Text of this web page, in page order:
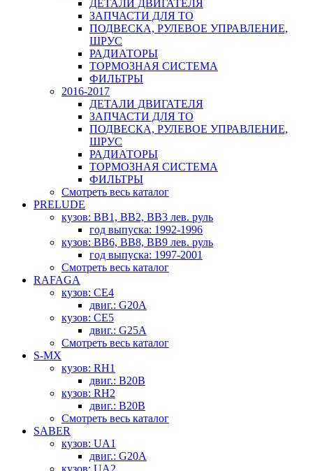
ДЕТАЛИ ДВИГАТЕЛЯ
ЗАПЧАСТИ ДЛЯ ТО
ПОДВЕСКА, РУЛЕВОЕ УПРАВЛЕНИЕ,
ШРУС
РАДИАТОРЫ
ТОРМОЗНАЯ СИСТЕМА
ФИЛЬТРЫ
2016-2017
ДЕТАЛИ ДВИГАТЕЛЯ
ЗАПЧАСТИ ДЛЯ ТО
ПОДВЕСКА, РУЛЕВОЕ УПРАВЛЕНИЕ,
ШРУС
РАДИАТОРЫ
ТОРМОЗНАЯ СИСТЕМА
ФИЛЬТРЫ
Смотреть весь каталог
PRELUDE
кузов: BB1, BB2, BB3 лев. руль
год выпуска: 1992-1996
кузов: BB6, BB8, BB9 лев. руль
год выпуска: 1997-2001
Смотреть весь каталог
RAFAGA
кузов: CE4
двиг.: G20A
кузов: CE5
двиг.: G25A
Смотреть весь каталог
S-MX
кузов: RH1
двиг.: B20B
кузов: RH2
двиг.: B20B
Смотреть весь каталог
SABER
кузов: UA1
двиг.: G20A
кузов: UA2